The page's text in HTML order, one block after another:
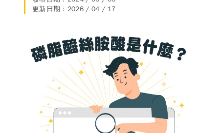
更新日期：2026 / 04 / 17
德風消息
客服資訊
門市據點 常見問題 聯絡德風
關於我們
關於德風 人力招募